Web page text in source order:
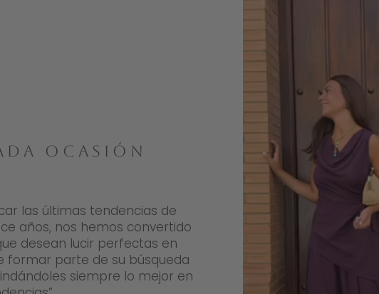
OCASIÓN
las últimas tendencias de
años, nos hemos convertido
desean lucir perfectas en
formar parte de su búsqueda
siempre lo mejor en